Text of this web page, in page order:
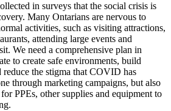
in surveys that the social crisis is
Many Ontarians are nervous to
activities, such as visiting attractions,
attending large events and
We need a comprehensive plan in
to create safe environments, build
reduce the stigma that COVID has
through marketing campaigns, but also
PPEs, other supplies and equipment to